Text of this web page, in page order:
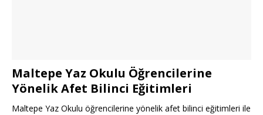
Maltepe Yaz Okulu Öğrencilerine
Yönelik Afet Bilinci Eğitimleri
Maltepe Yaz Okulu öğrencilerine yönelik afet bilinci eğitimleri ile